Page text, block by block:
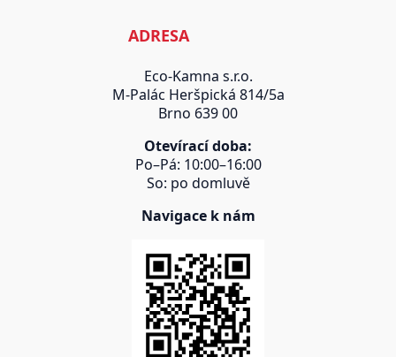
ADRESA
Eco-Kamna s.r.o.
M-Palác Heršpická 814/5a
Brno 639 00
Otevírací doba:
Po–Pá: 10:00–16:00
So: po domluvě
Navigace k nám